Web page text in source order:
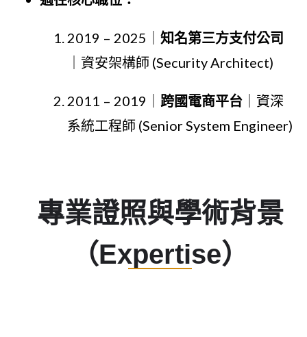
2019 – 2025｜ 知名第三方支付公司
｜資安架構師 (Security Architect)
2011 – 2019｜ 跨國電商平台 ｜資深
系統工程師 (Senior System Engineer)
專業證照與學術背景
（Expertise）